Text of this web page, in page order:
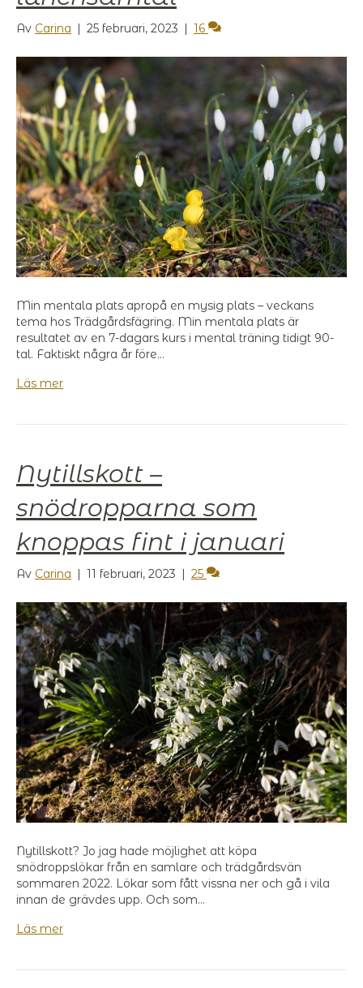
Av Carina | 25 februari, 2023 | 16
Min mentala plats apropå en mysig plats – veckans
tema hos Trädgårdsfägring. Min mentala plats är
resultatet av en 7-dagars kurs i mental träning tidigt 90-
tal. Faktiskt några år före…
Läs mer
Nytillskott –
snödropparna som
knoppas fint i januari
Av Carina | 11 februari, 2023 | 25
Nytillskott? Jo jag hade möjlighet att köpa
snödroppslökar från en samlare och trädgårdsvän
sommaren 2022. Lökar som fått vissna ner och gå i vila
innan de grävdes upp. Och som…
Läs mer